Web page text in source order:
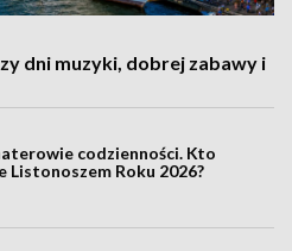
dni muzyki, dobrej zabawy i
codzienności. Kto
Listonoszem Roku 2026?